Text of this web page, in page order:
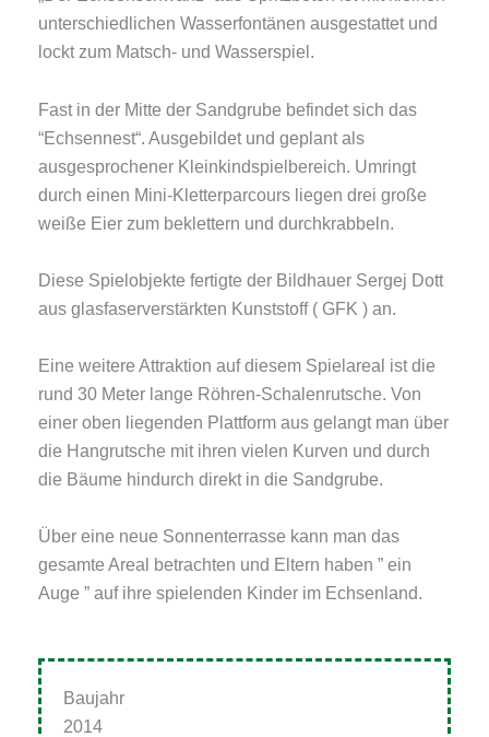
unterschiedlichen Wasserfontänen ausgestattet und
lockt zum Matsch- und Wasserspiel.
Fast in der Mitte der Sandgrube befindet sich das
“Echsennest“. Ausgebildet und geplant als
ausgesprochener Kleinkindspielbereich. Umringt
durch einen Mini-Kletterparcours liegen drei große
weiße Eier zum beklettern und durchkrabbeln.
Diese Spielobjekte fertigte der Bildhauer Sergej Dott
aus glasfaserverstärkten Kunststoff ( GFK ) an.
Eine weitere Attraktion auf diesem Spielareal ist die
rund 30 Meter lange Röhren-Schalenrutsche. Von
einer oben liegenden Plattform aus gelangt man über
die Hangrutsche mit ihren vielen Kurven und durch
die Bäume hindurch direkt in die Sandgrube.
Über eine neue Sonnenterrasse kann man das
gesamte Areal betrachten und Eltern haben ” ein
Auge ” auf ihre spielenden Kinder im Echsenland.
Baujahr
2014